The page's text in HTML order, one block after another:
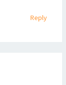
Reply